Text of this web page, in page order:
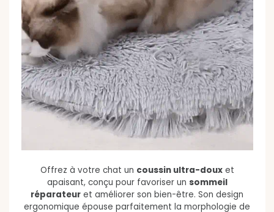
Offrez à votre chat un coussin ultra-douxet
apaisant, conçu pour favoriser un sommeil
réparateur et améliorer son bien-être. Son design
ergonomique épouse parfaitement la morphologie de